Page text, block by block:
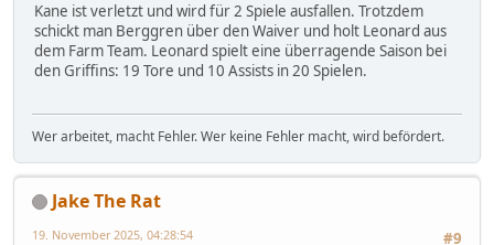
Kane ist verletzt und wird für 2 Spiele ausfallen. Trotzdem
schickt man Berggren über den Waiver und holt Leonard aus
dem Farm Team. Leonard spielt eine überragende Saison bei
den Griffins: 19 Tore und 10 Assists in 20 Spielen.
Wer arbeitet, macht Fehler. Wer keine Fehler macht, wird befördert.
Jake The Rat
#9
19. November 2025, 04:28:54